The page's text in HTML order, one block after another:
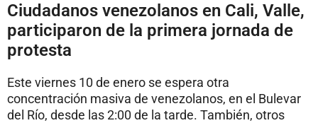
Ciudadanos venezolanos en Cali, Valle,
participaron de la primera jornada de
protesta
Este viernes 10 de enero se espera otra
concentración masiva de venezolanos, en el Bulevar
del Río, desde las 2:00 de la tarde. También, otros